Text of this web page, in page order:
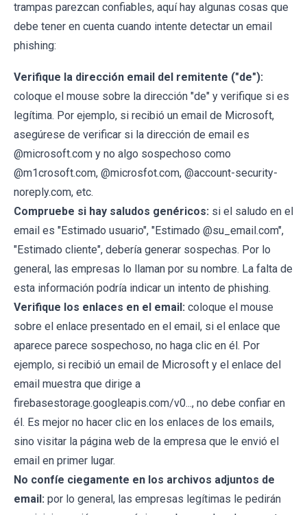
trampas parezcan confiables, aquí hay algunas cosas que
debe tener en cuenta cuando intente detectar un email
phishing:
Verifique la dirección email del remitente ("de"):
coloque el mouse sobre la dirección "de" y verifique si es
legítima. Por ejemplo, si recibió un email de Microsoft,
asegúrese de verificar si la dirección de email es
@microsoft.com y no algo sospechoso como
@m1crosoft.com, @microsfot.com, @account-security-
noreply.com, etc.
Compruebe si hay saludos genéricos: si el saludo en el
email es "Estimado usuario", "Estimado @su_email.com",
"Estimado cliente", debería generar sospechas. Por lo
general, las empresas lo llaman por su nombre. La falta de
esta información podría indicar un intento de phishing.
Verifique los enlaces en el email: coloque el mouse
sobre el enlace presentado en el email, si el enlace que
aparece parece sospechoso, no haga clic en él. Por
ejemplo, si recibió un email de Microsoft y el enlace del
email muestra que dirige a
firebasestorage.googleapis.com/v0..., no debe confiar en
él. Es mejor no hacer clic en los enlaces de los emails,
sino visitar la página web de la empresa que le envió el
email en primer lugar.
No confíe ciegamente en los archivos adjuntos de
email: por lo general, las empresas legítimas le pedirán